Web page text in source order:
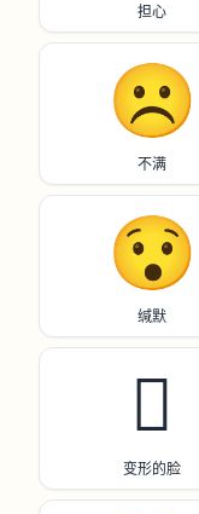
担心
☹️
不满
😯
缄默
🫪
变形的脸